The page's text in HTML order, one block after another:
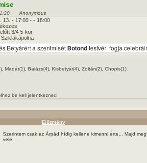
| Anonymous
13. - 17:00 - - 18:00
3/4 5-kor
Betyárért a szentmisét Botondtestvér fogja
Madár(1), Balázs(4), Kisbetyár(4), Zoltán(2), Chopis(1),
be kell jelentkezned
Előzmény
Szerintem csak az Árpád hídig kellene kimenni érte... Majd
vele.